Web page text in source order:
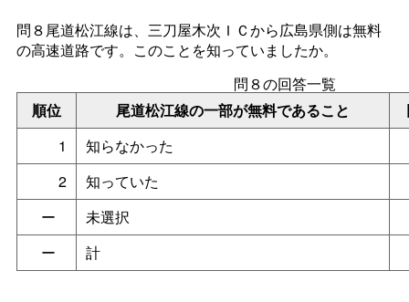
問８尾道松江線は、三刀屋木次ＩＣから広島県側は無料
の高速道路です。このことを知っていましたか。
順位 尾道松江線の一部が無料であること
問８の回答一覧
1
知らなかった
2
知っていた
ー
未選択
ー
計